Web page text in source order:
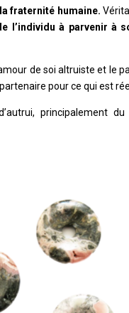
fraternité humaine.
l’individu à parvenir à
de soi altruiste et le
pour ce qui est
principalement